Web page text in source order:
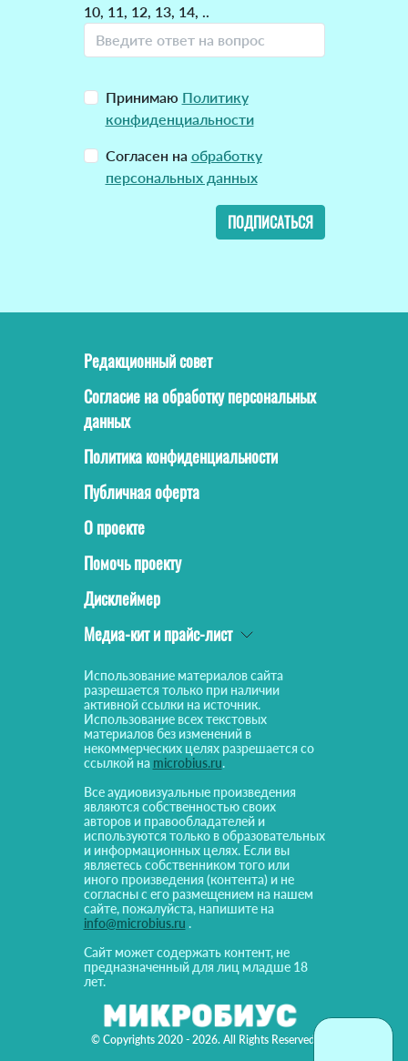
10, 11, 12, 13, 14, ..
Принимаю Политику
конфиденциальности
Согласен на обработку
персональных данных
ПОДПИСАТЬСЯ
© Copyrights 2020 - 2026. All Rights Reserved!
Редакционный совет
Согласие на обработку персональных
данных
Политика конфиденциальности
Публичная оферта
О проекте
Помочь проекту
Дисклеймер
Медиа-кит и прайс-лист
Использование материалов сайта
разрешается только при наличии
активной ссылки на источник.
Использование всех текстовых
материалов без изменений в
некоммерческих целях разрешается со
ссылкой на microbius.ru.
Все аудиовизуальные произведения
являются собственностью своих
авторов и правообладателей и
используются только в образовательных
и информационных целях. Если вы
являетесь собственником того или
иного произведения (контента) и не
согласны с его размещением на нашем
сайте, пожалуйста, напишите на
info@microbius.ru .
Сайт может содержать контент, не
предназначенный для лиц младше 18
лет.